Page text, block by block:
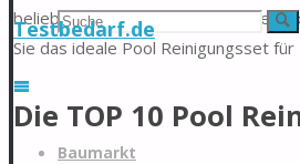
Suchen
Testbedarf.de
Baumarkt
beliebtesten Produkte und Marken
Sie das ideale Pool Reinigungsset
Die TOP 10 Pool